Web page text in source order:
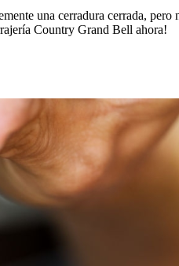
una cerradura cerrada,
Country Grand Bell ahora!